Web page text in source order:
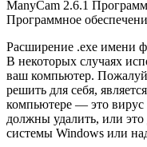
ManyCam 2.6.1
Программное
Расширение .exe имени
В некоторых случаях
ваш компьютер.
решить для себя,
компьютере — это
должны удалить, или
системы Windows или